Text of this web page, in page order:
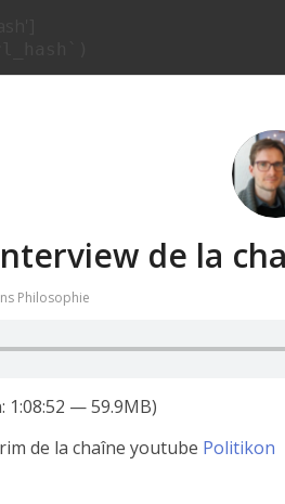
de la
Philosophie
1:08:52 — 59.9MB)
de la chaîne youtube Politikon